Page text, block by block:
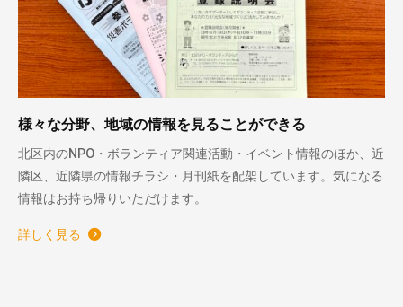
様々な分野、地域の情報を見ることができる
北区内のNPO・ボランティア関連活動・イベント情報のほか、近
隣区、近隣県の情報チラシ・月刊紙を配架しています。気になる
情報はお持ち帰りいただけます。
詳しく見る